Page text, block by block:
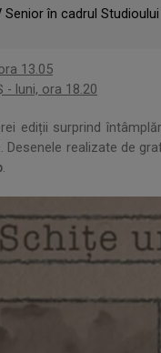
în cadrul
13.05
- luni, ora 18.20
ediții surprind
Desenele realizate de
.